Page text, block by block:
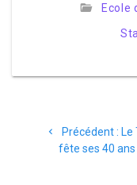
Ecole
Précédent : Le
fête ses 40 ans